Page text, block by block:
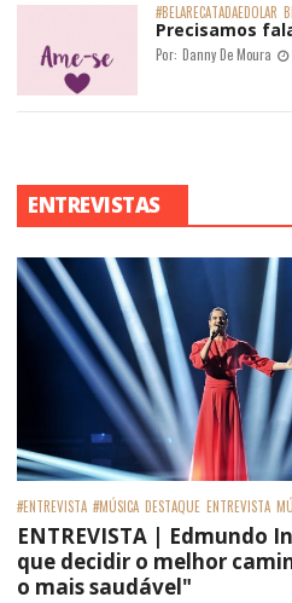
#BELARECATADAEDOLAR
Precisamos
Por: Danny De Moura
ENTREVISTAS
#ENTREVISTA #MÚSICA DESTAQUE ENTREVISTA
ENTREVISTA | Edmundo
que decidir o melhor
o mais saudável"